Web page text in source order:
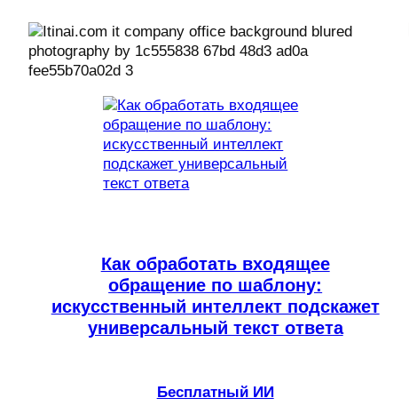
Как обработать входящее
обращение по шаблону:
искусственный интеллект подскажет
универсальный текст ответа
Бесплатный ИИ